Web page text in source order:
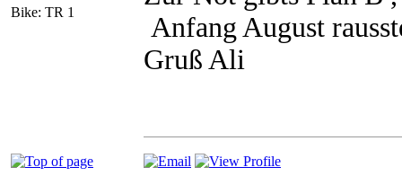
Bike: TR 1
Anfang August
Gruß Ali